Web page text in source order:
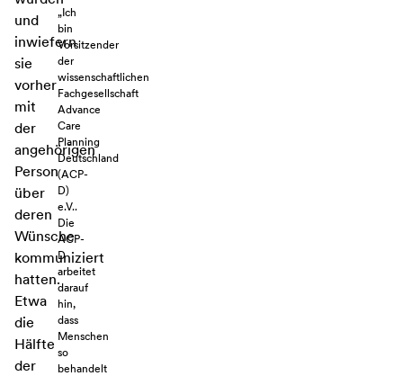
und
inwiefern
sie
vorher
mit
der
angehörigen
Person
über
deren
Wünsche
kommuniziert
hatten.
Etwa
die
Hälfte
der
„Ich
bin
Vorsitzender
der
wissenschaftlichen
Fachgesellschaft
Advance
Care
Planning
Deutschland
(ACP-
D)
e.V..
Die
ACP-
D
arbeitet
darauf
hin,
dass
Menschen
so
behandelt